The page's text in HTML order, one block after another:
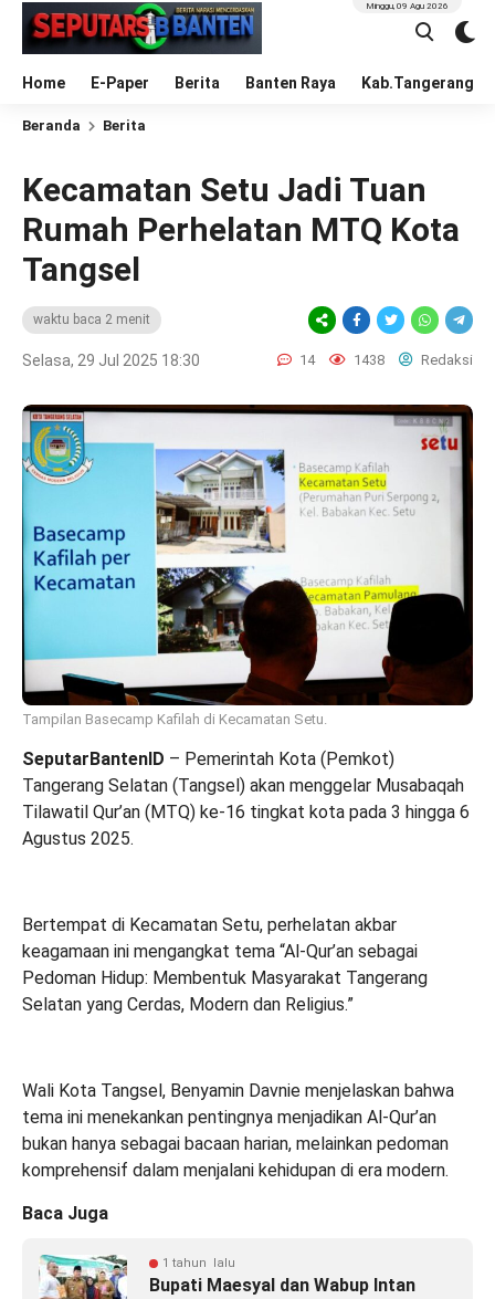
Home E-Paper Berita Banten Raya Kab.Tangerang
Minggu, 09 Agu 2026
Beranda Berita
Kecamatan Setu Jadi Tuan
Rumah Perhelatan MTQ Kota
Tangsel
waktu baca 2 menit
Selasa, 29 Jul 2025 18:30 14 1438 Redaksi
Tampilan Basecamp Kafilah di Kecamatan Setu.
SeputarBantenID – Pemerintah Kota (Pemkot)
Tangerang Selatan (Tangsel) akan menggelar Musabaqah
Tilawatil Qur’an (MTQ) ke-16 tingkat kota pada 3 hingga 6
Agustus 2025.
Bertempat di Kecamatan Setu, perhelatan akbar
keagamaan ini mengangkat tema “Al-Qur’an sebagai
Pedoman Hidup: Membentuk Masyarakat Tangerang
Selatan yang Cerdas, Modern dan Religius.”
Wali Kota Tangsel, Benyamin Davnie menjelaskan bahwa
tema ini menekankan pentingnya menjadikan Al-Qur’an
bukan hanya sebagai bacaan harian, melainkan pedoman
komprehensif dalam menjalani kehidupan di era modern.
Baca Juga
1 tahun lalu
Bupati Maesyal dan Wabup Intan